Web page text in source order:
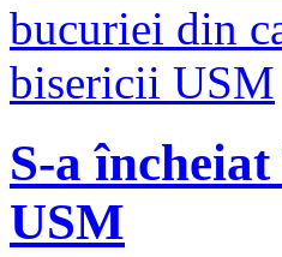
S-a
USM